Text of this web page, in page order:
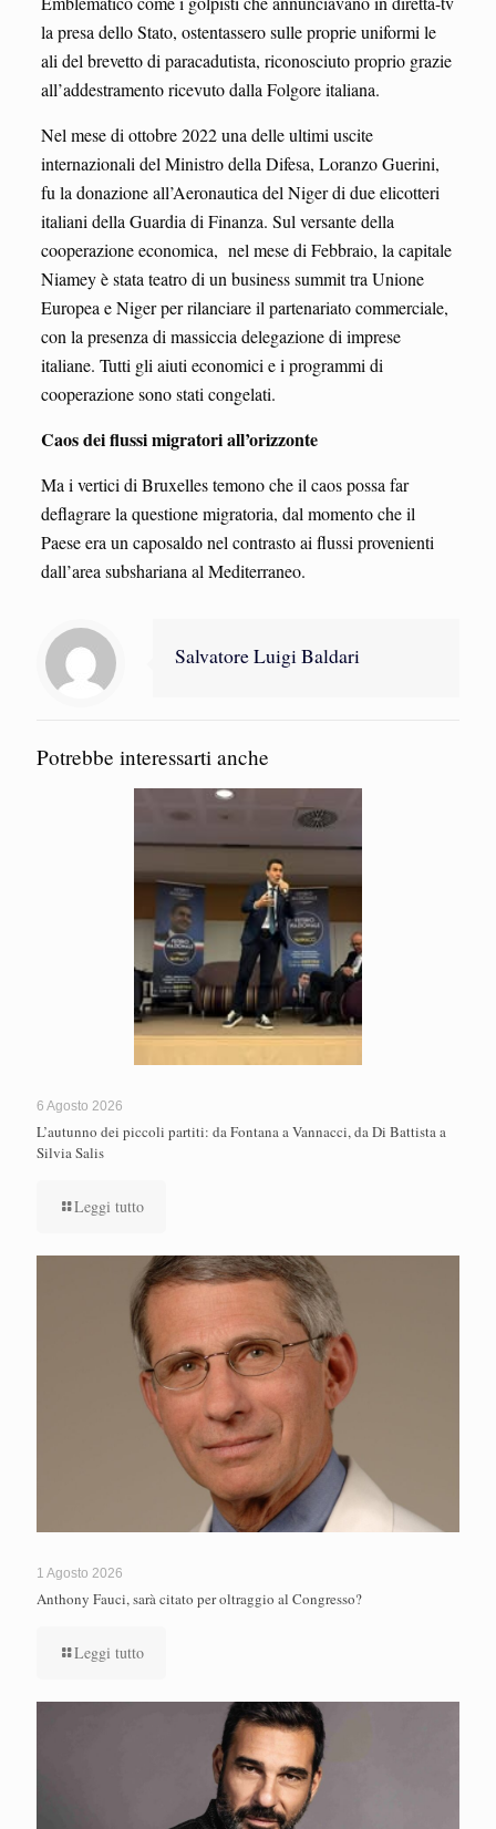
la presa dello Stato, ostentassero sulle proprie uniformi le
ali del brevetto di paracadutista, riconosciuto proprio grazie
all’addestramento ricevuto dalla Folgore italiana.
Nel mese di ottobre 2022 una delle ultimi uscite
internazionali del Ministro della Difesa, Loranzo Guerini,
fu la donazione all’Aeronautica del Niger di due elicotteri
italiani della Guardia di Finanza. Sul versante della
cooperazione economica, nel mese di Febbraio, la capitale
Niamey è stata teatro di un business summit tra Unione
Europea e Niger per rilanciare il partenariato commerciale,
con la presenza di massiccia delegazione di imprese
italiane. Tutti gli aiuti economici e i programmi di
cooperazione sono stati congelati.
Caos dei flussi migratori all’orizzonte
Ma i vertici di Bruxelles temono che il caos possa far
deflagrare la questione migratoria, dal momento che il
Paese era un caposaldo nel contrasto ai flussi provenienti
dall’area subshariana al Mediterraneo.
Salvatore Luigi Baldari
Potrebbe interessarti anche
6 Agosto 2026
L’autunno dei piccoli partiti: da Fontana a Vannacci, da Di Battista a
Silvia Salis
Leggi tutto
1 Agosto 2026
Anthony Fauci, sarà citato per oltraggio al Congresso?
Leggi tutto